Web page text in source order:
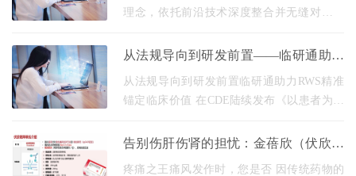
理念，依托前沿技术深度整合并无缝对接医
全链路数字化医疗生态。核心目标聚焦医疗
从法规导向到研发前置——临研通助力
RWS精准锚定临床价值
从法规导向到研发前置临研通助力RWS精准
锚定临床价值 在CDE陆续发布《以患者为中
《真实世界研究支持药物研发与审评的指导
告别伤肝伤肾的担忧：金蓓欣（伏欣奇
拜单抗）如何实现精准安全抗炎？
疼痛之王痛风发作时，您是否 因传统药物的